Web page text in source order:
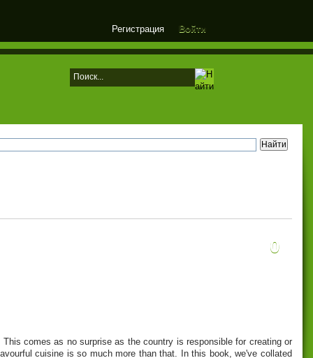
Регистрация Войти
0
comes as no surprise as the country is responsible for creating or
cuisine is so much more than that. In this book, we've collated